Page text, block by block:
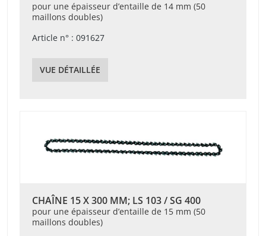
pour une épaisseur d’entaille de 14 mm (50
maillons doubles)
Article n° : 091627
VUE DÉTAILLÉE
CHAÎNE 15 X 300 MM; LS 103 / SG 400
pour une épaisseur d’entaille de 15 mm (50
maillons doubles)